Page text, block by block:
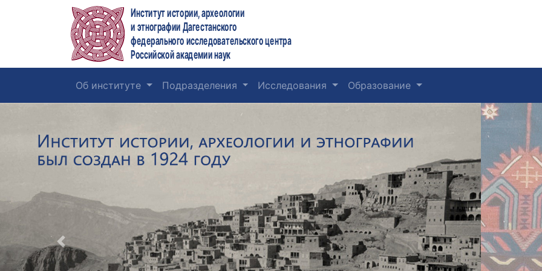
Институт истории, археологии
и этнографии Дагестанского
федерального исследовательского центра
Российской академии наук
Об институте Подразделения Исследования Образование
Previous